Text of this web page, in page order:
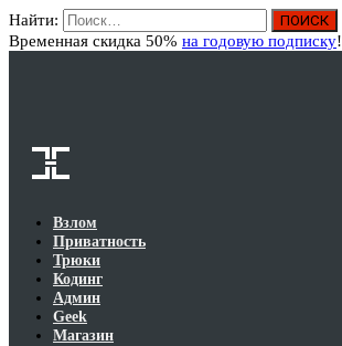
Найти:
Временная скидка 50% на годовую подписку!
Взлом
Приватность
Трюки
Кодинг
Админ
Geek
Магазин